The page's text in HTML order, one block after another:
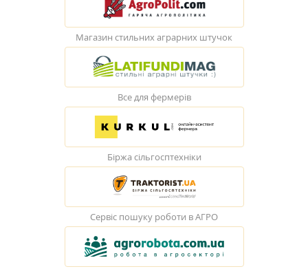
Магазин стильних аграрних штучок
Все для фермерів
Біржа сільгосптехніки
Сервіс пошуку роботи в АГРО